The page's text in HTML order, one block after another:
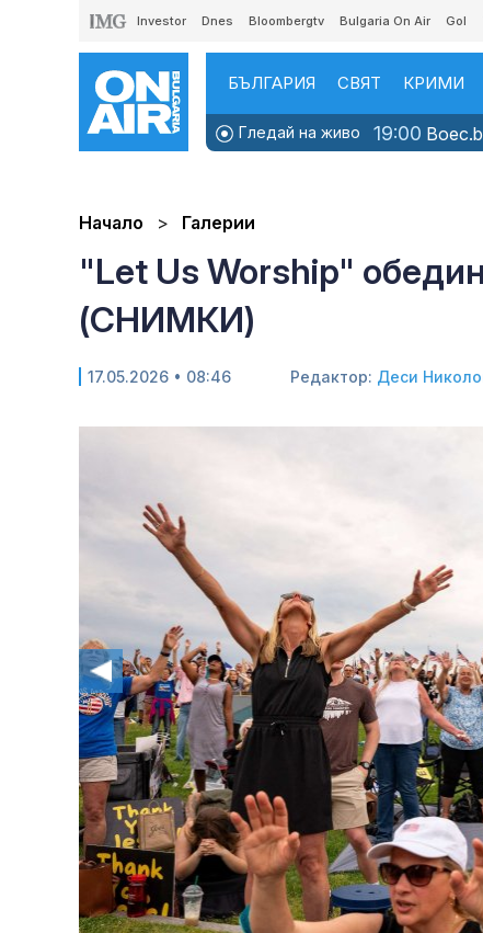
Investor Dnes Bloombergtv Bulgaria On Air Gol
БЪЛГАРИЯ СВЯТ КРИМИ
Гледай на живо 19:00
Начало Галерии
"Let Us Worship"
(СНИМКИ)
17.05.2026 • 08:46 Редактор: Деси